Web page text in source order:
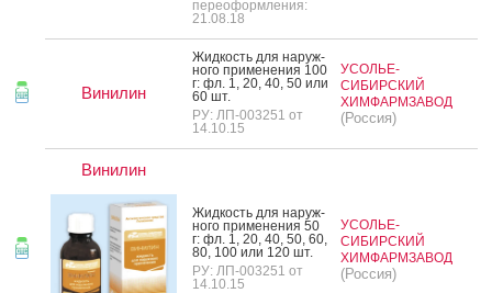
переоформления:
21.08.18
Винилин
Жид­кость для на­руж­
но­го при­мене­ния 100
г: фл. 1, 20, 40, 50 или
60 шт.
РУ: ЛП-003251 от
14.10.15
УСОЛЬЕ-
СИБИРСКИЙ
ХИМФАРМЗАВОД
(Россия)
Винилин
Жид­кость для на­руж­
но­го при­мене­ния 50
г: фл. 1, 20, 40, 50, 60,
80, 100 или 120 шт.
РУ: ЛП-003251 от
14.10.15
УСОЛЬЕ-
СИБИРСКИЙ
ХИМФАРМЗАВОД
(Россия)